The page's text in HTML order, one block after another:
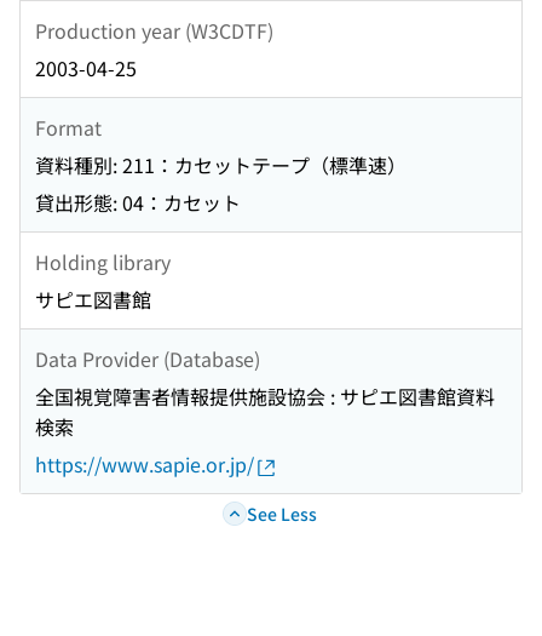
Production year (W3CDTF)
2003-04-25
Format
資料種別: 211：カセットテープ（標準速）
貸出形態: 04：カセット
Holding library
サピエ図書館
Data Provider (Database)
全国視覚障害者情報提供施設協会 : サピエ図書館資料
検索
https://www.sapie.or.jp/
See Less